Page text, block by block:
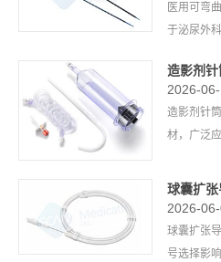
医用可弯
于泌尿外
造影剂针
2026-
造影剂针
材，广泛
球囊扩
2026-
球囊扩张
号选择影